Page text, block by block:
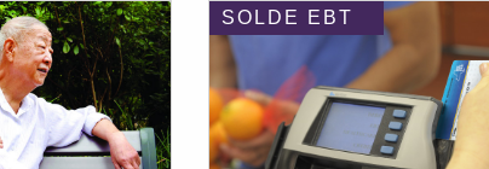
SOLDE EBT